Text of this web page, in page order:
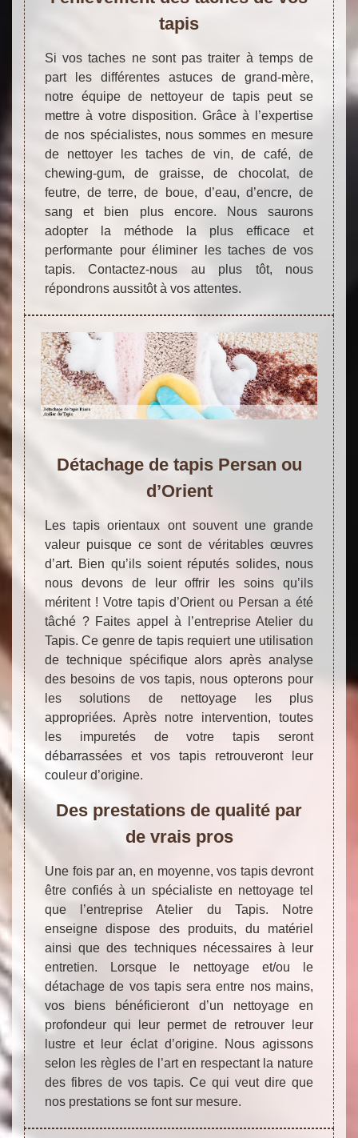
tapis
Si vos taches ne sont pas traiter à temps de
part les différentes astuces de grand-mère,
notre équipe de nettoyeur de tapis peut se
mettre à votre disposition. Grâce à l’expertise
de nos spécialistes, nous sommes en mesure
de nettoyer les taches de vin, de café, de
chewing-gum, de graisse, de chocolat, de
feutre, de terre, de boue, d’eau, d’encre, de
sang et bien plus encore. Nous saurons
adopter la méthode la plus efficace et
performante pour éliminer les taches de vos
tapis. Contactez-nous au plus tôt, nous
répondrons aussitôt à vos attentes.
Détachage de tapis Persan ou
d’Orient
Les tapis orientaux ont souvent une grande
valeur puisque ce sont de véritables œuvres
d’art. Bien qu’ils soient réputés solides, nous
nous devons de leur offrir les soins qu’ils
méritent ! Votre tapis d’Orient ou Persan a été
tâché ? Faites appel à l’entreprise Atelier du
Tapis. Ce genre de tapis requiert une utilisation
de technique spécifique alors après analyse
des besoins de vos tapis, nous opterons pour
les solutions de nettoyage les plus
appropriées. Après notre intervention, toutes
les impuretés de votre tapis seront
débarrassées et vos tapis retrouveront leur
couleur d’origine.
Des prestations de qualité par
de vrais pros
Une fois par an, en moyenne, vos tapis devront
être confiés à un spécialiste en nettoyage tel
que l’entreprise Atelier du Tapis. Notre
enseigne dispose des produits, du matériel
ainsi que des techniques nécessaires à leur
entretien. Lorsque le nettoyage et/ou le
détachage de vos tapis sera entre nos mains,
vos biens bénéficieront d’un nettoyage en
profondeur qui leur permet de retrouver leur
lustre et leur éclat d’origine. Nous agissons
selon les règles de l’art en respectant la nature
des fibres de vos tapis. Ce qui veut dire que
nos prestations se font sur mesure.